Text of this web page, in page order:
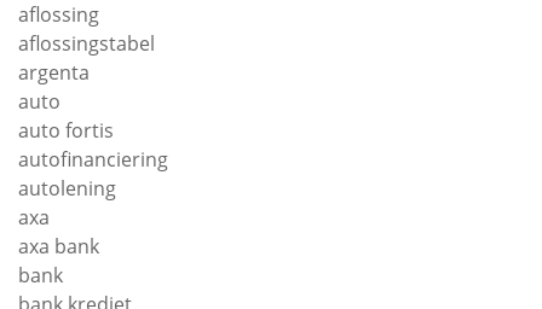
aflossing
aflossingstabel
argenta
auto
auto fortis
autofinanciering
autolening
axa
axa bank
bank